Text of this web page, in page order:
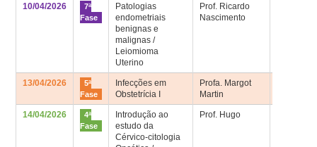
10/04/2026
7ª
Fase
Patologias
endometriais
benignas e
malignas /
Leiomioma
Uterino
Prof. Ricardo
Nascimento
13/04/2026
5ª
Fase
Infecções em
Obstetrícia I
Profa. Margot
Martin
14/04/2026
4ª
Fase
Introdução ao
estudo da
Cérvico-citologia
Prof. Hugo